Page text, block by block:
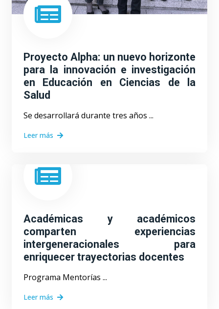
Proyecto Alpha: un nuevo horizonte
para la innovación e investigación
en Educación en Ciencias de la
Salud
Se desarrollará durante tres años ...
Leer más
Académicas y académicos
comparten experiencias
intergeneracionales para
enriquecer trayectorias docentes
Programa Mentorías ...
Leer más